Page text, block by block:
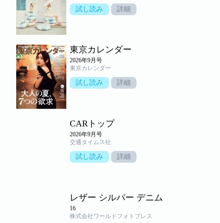
試し読み 詳細
東京カレンダー
2026年9月号
東京カレンダー
試し読み 詳細
CARトップ
2026年9月号
交通タイムス社
試し読み 詳細
レザー シルバー デニム
16
株式会社ワールドフォトプレス